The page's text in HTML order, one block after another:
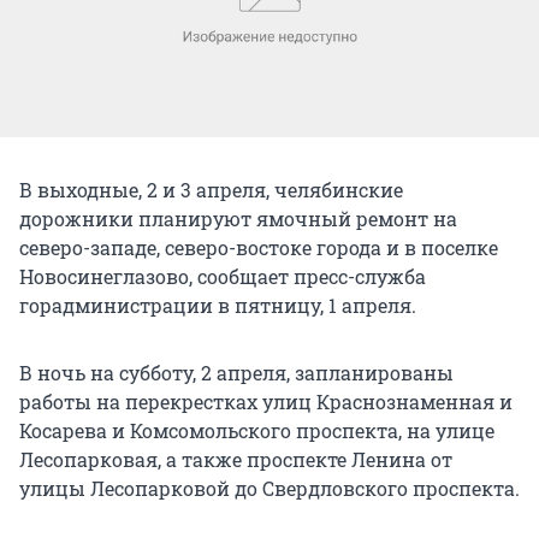
В выходные, 2 и 3 апреля, челябинские
дорожники планируют ямочный ремонт на
северо-западе, северо-востоке города и в поселке
Новосинеглазово, сообщает пресс-служба
горадминистрации в пятницу, 1 апреля.
В ночь на субботу, 2 апреля, запланированы
работы на перекрестках улиц Краснознаменная и
Косарева и Комсомольского проспекта, на улице
Лесопарковая, а также проспекте Ленина от
улицы Лесопарковой до Свердловского проспекта.